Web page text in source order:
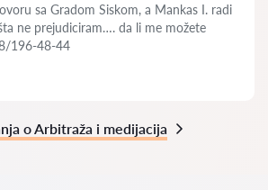
sa Gradom Siskom, a Mankas I. radi
ne prejudiciram…. da li me možete
196-48-44
o Arbitraža i medijacija